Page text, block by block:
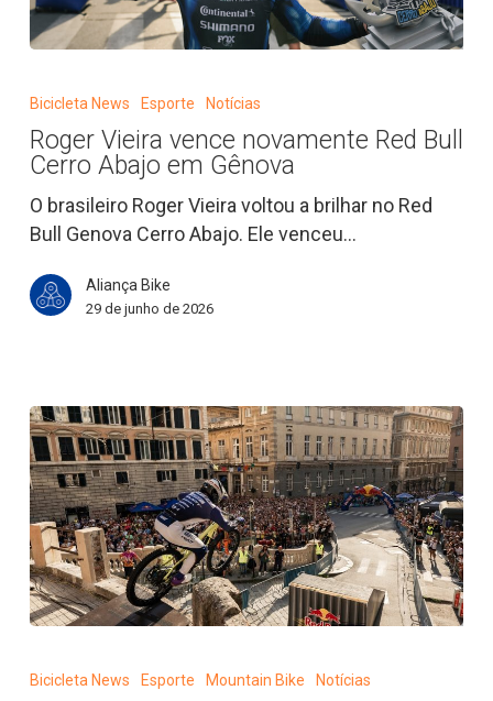
Vieira
novamente
Red
Bull
Cerro
em
Gênova
Bicicleta News Esporte Notícias
Roger Vieira vence novamente Red Bull
Cerro Abajo em Gênova
O brasileiro Roger Vieira voltou a brilhar no Red
Bull Genova Cerro Abajo. Ele venceu…
Aliança Bike
29 de junho de 2026
Bicicleta News Esporte Mountain Bike Notícias